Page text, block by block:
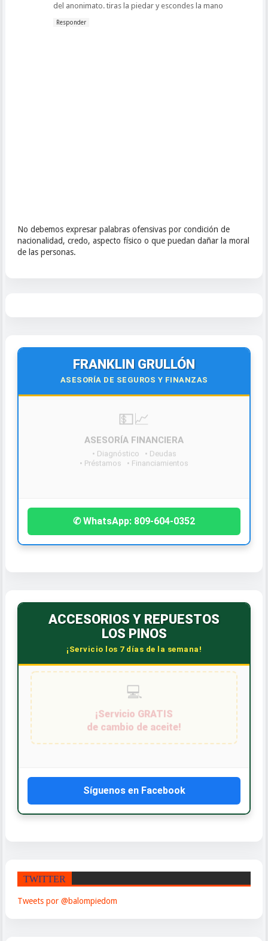
del anonimato. tiras la piedar y escondes la mano
Responder
No debemos expresar palabras ofensivas por condición de
nacionalidad, credo, aspecto físico o que puedan dañar la moral
de las personas.
FRANKLIN GRULLÓN
ASESORÍA DE SEGUROS Y FINANZAS
✆ WhatsApp: 809-604-0352
ACCESORIOS Y REPUESTOS
LOS PINOS
¡Servicio los 7 días de la semana!
Síguenos en Facebook
TWITTER
Tweets por @balompiedom